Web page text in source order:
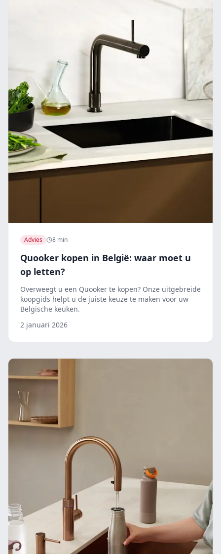
Advies 8 min
Quooker kopen in België: waar moet u
op letten?
Overweegt u een Quooker te kopen? Onze uitgebreide
koopgids helpt u de juiste keuze te maken voor uw
Belgische keuken.
2 januari 2026